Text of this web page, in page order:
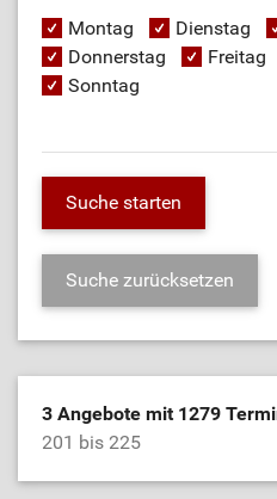
Montag
Dienstag
Donnerstag
Freitag
Sonntag
3 Angebote mit 1279
201 bis 225